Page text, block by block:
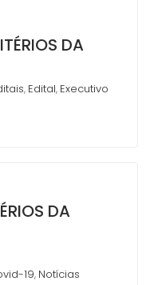
DA
, Edital, Executivo
DA
19, Notícias